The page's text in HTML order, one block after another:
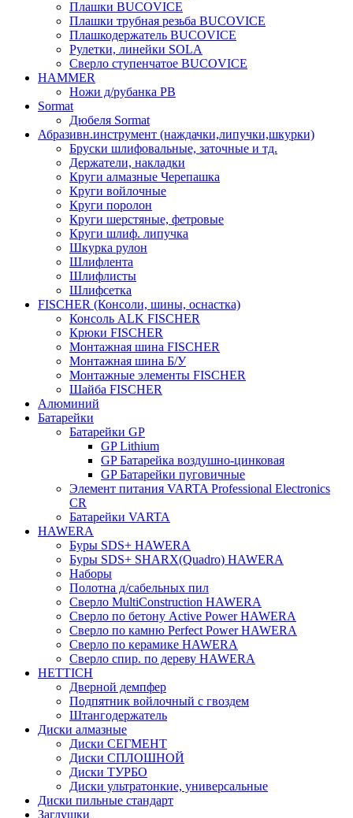
Плашки BUCOVICE
Плашки трубная резьба BUCOVICE
Плашкодержатель BUCOVICE
Рулетки, линейки SOLA
Сверло ступенчатое BUCOVICE
HAMMER
Ножи д/рубанка РВ
Sormat
Дюбеля Sormat
Абразивн.инструмент (наждачки,липучки,шкурки)
Бруски шлифовальные, заточные и тд.
Держатели, накладки
Круги алмазные Черепашка
Круги войлочные
Круги поролон
Круги шерстяные, фетровые
Круги шлиф. липучка
Шкурка рулон
Шлифлента
Шлифлисты
Шлифсетка
FISCHER (Консоли, шины, оснастка)
Консоль ALK FISCHER
Крюки FISCHER
Монтажная шина FISCHER
Монтажная шина Б/У
Монтажные элементы FISCHER
Шайба FISCHER
Алюминий
Батарейки
Батарейки GP
GP Lithium
GP Батарейка воздушно-цинковая
GP Батарейки пуговичные
Элемент питания VARTA Professional Electronics
CR
Батарейки VARTA
HAWERA
Буры SDS+ HAWERA
Буры SDS+ SHARX(Quadro) HAWERA
Наборы
Полотна д/сабельных пил
Сверло MultiConstruction HAWERA
Сверло по бетону Active Power HAWERA
Сверло по камню Perfect Power HAWERA
Сверло по керамике HAWERA
Сверло спир. по дереву HAWERA
HETTICH
Дверной демпфер
Подпятник войлочный с гвоздем
Штангодержатель
Диски алмазные
Диски СЕГМЕНТ
Диски СПЛОШНОЙ
Диски ТУРБО
Диски ультратонкие, универсальные
Диски пильные стандарт
Заглушки